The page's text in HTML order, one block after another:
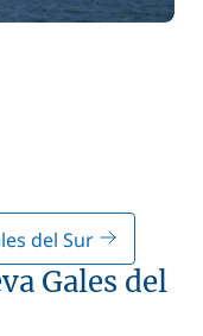
del Sur
Gales del